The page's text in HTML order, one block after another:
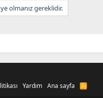
olmanız gereklidir.
Yardım Ana sayfa
R